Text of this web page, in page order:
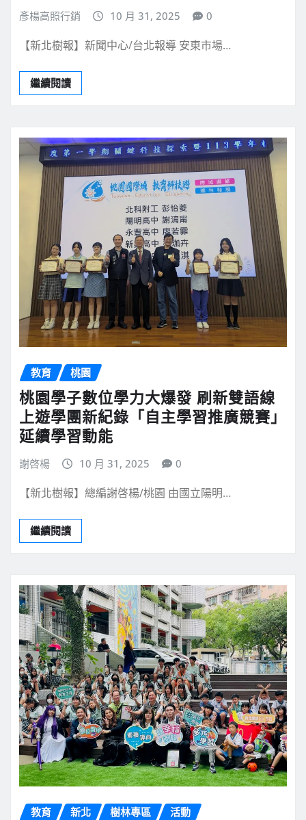
彥楊高照行銷 10 月 31, 2025 0
【新北樹報】新聞中心/台北報導 安東市場…
繼續閱讀
教育 桃園
桃園學子數位學力大爆發 刷新雙語線
上遊學團新紀錄「自主學習推廣競賽」
延續學習動能
謝啓楊 10 月 31, 2025 0
【新北樹報】總編謝啓楊/桃園 由國立陽明…
繼續閱讀
教育 新北 樹林專區 活動